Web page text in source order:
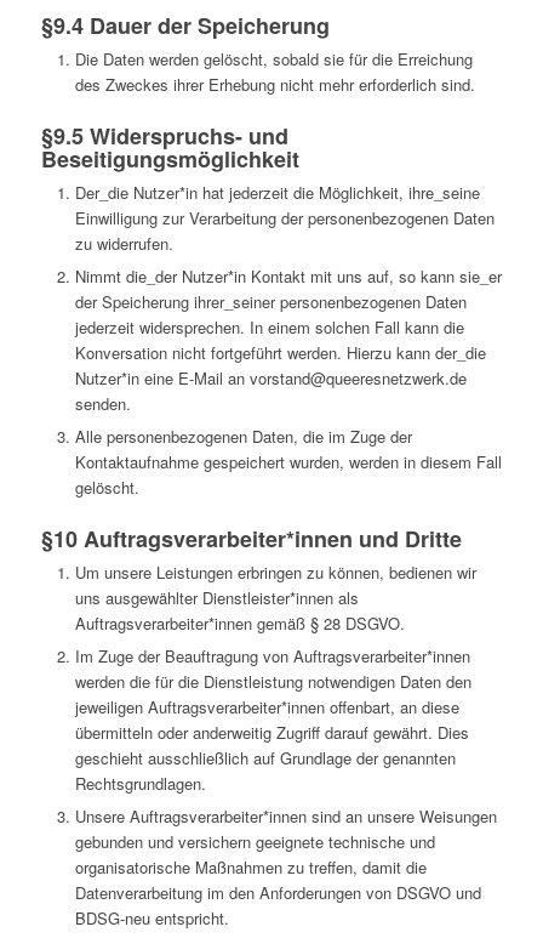
§9.4 Dauer der Speicherung
Die Daten werden gelöscht, sobald sie für die Erreichung
des Zweckes ihrer Erhebung nicht mehr erforderlich sind.
§9.5 Widerspruchs- und
Beseitigungsmöglichkeit
Der_die Nutzer*in hat jederzeit die Möglichkeit, ihre_seine
Einwilligung zur Verarbeitung der personenbezogenen Daten
zu widerrufen.
Nimmt die_der Nutzer*in Kontakt mit uns auf, so kann sie_er
der Speicherung ihrer_seiner personenbezogenen Daten
jederzeit widersprechen. In einem solchen Fall kann die
Konversation nicht fortgeführt werden. Hierzu kann der_die
Nutzer*in eine E-Mail an vorstand@queeresnetzwerk.de
senden.
Alle personenbezogenen Daten, die im Zuge der
Kontaktaufnahme gespeichert wurden, werden in diesem Fall
gelöscht.
§10 Auftragsverarbeiter*innen und Dritte
Um unsere Leistungen erbringen zu können, bedienen wir
uns ausgewählter Dienstleister*innen als
Auftragsverarbeiter*innen gemäß § 28 DSGVO.
Im Zuge der Beauftragung von Auftragsverarbeiter*innen
werden die für die Dienstleistung notwendigen Daten den
jeweiligen Auftragsverarbeiter*innen offenbart, an diese
übermitteln oder anderweitig Zugriff darauf gewährt. Dies
geschieht ausschließlich auf Grundlage der genannten
Rechtsgrundlagen.
Unsere Auftragsverarbeiter*innen sind an unsere Weisungen
gebunden und versichern geeignete technische und
organisatorische Maßnahmen zu treffen, damit die
Datenverarbeitung im den Anforderungen von DSGVO und
BDSG-neu entspricht.